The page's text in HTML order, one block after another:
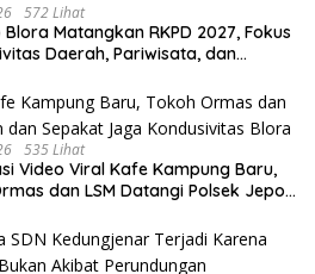
572 Lihat
Matangkan RKPD 2027, Fokus
Daerah, Pariwisata, dan
535 Lihat
Video Viral Kafe Kampung Baru,
dan LSM Datangi Polsek Jepon